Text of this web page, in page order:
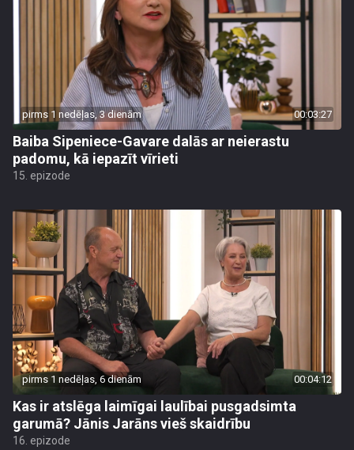
pirms 1 nedēļas, 3 dienām 00:03:27
Baiba Sipeniece-Gavare dalās ar neierastu
padomu, kā iepazīt vīrieti
15. epizode
pirms 1 nedēļas, 6 dienām 00:04:12
Kas ir atslēga laimīgai laulībai pusgadsimta
garumā? Jānis Jarāns vieš skaidrību
16. epizode